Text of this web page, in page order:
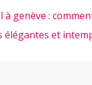
à genève :
élégantes et